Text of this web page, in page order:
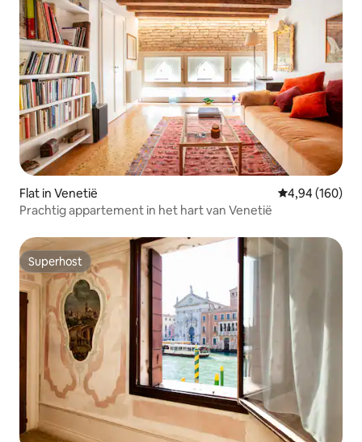
Flat in Venetië Gemiddelde
4,94 (160)
Prachtig appartement in het hart van Venetië
Superhost
Superhost